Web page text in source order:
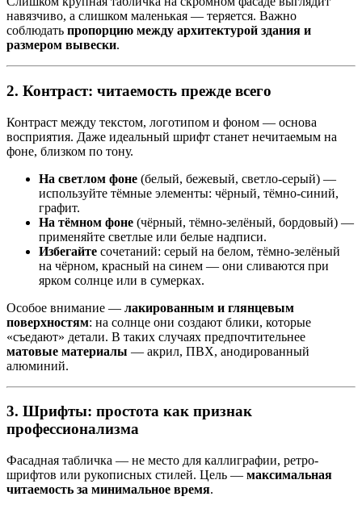
навязчиво, а слишком маленькая — теряется. Важно
соблюдать пропорцию между архитектурой здания и
размером вывески.
2. Контраст: читаемость прежде всего
Контраст между текстом, логотипом и фоном — основа
восприятия. Даже идеальный шрифт станет нечитаемым на
фоне, близком по тону.
На светлом фоне (белый, бежевый, светло-серый) —
используйте тёмные элементы: чёрный, тёмно-синий,
графит.
На тёмном фоне (чёрный, тёмно-зелёный, бордовый) —
применяйте светлые или белые надписи.
Избегайте сочетаний: серый на белом, тёмно-зелёный
на чёрном, красный на синем — они сливаются при
ярком солнце или в сумерках.
Особое внимание — лакированным и глянцевым
поверхностям: на солнце они создают блики, которые
«съедают» детали. В таких случаях предпочтительнее
матовые материалы — акрил, ПВХ, анодированный
алюминий.
3. Шрифты: простота как признак
профессионализма
Фасадная табличка — не место для каллиграфии, ретро-
шрифтов или рукописных стилей. Цель — максимальная
читаемость за минимальное время.